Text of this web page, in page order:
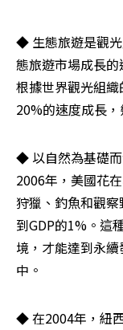
◆ 生態旅遊是觀
態旅遊市場成長
根據世界觀光組
20%的速度成長
◆ 以自然為基礎
2006年，美國花
狩獵、釣魚和觀
到GDP的1%。這
境，才能達到永
中。
◆ 在2004年，紐